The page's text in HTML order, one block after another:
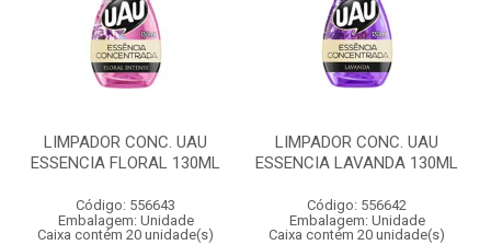
LIMPADOR CONC. UAU
ESSENCIA FLORAL 130ML
Código: 556643
Embalagem: Unidade
Caixa contém 20 unidade(s)
LIMPADOR CONC. UAU
ESSENCIA LAVANDA 130ML
Código: 556642
Embalagem: Unidade
Caixa contém 20 unidade(s)